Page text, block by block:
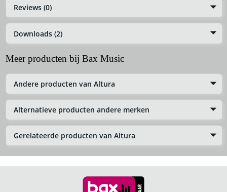
Reviews (0)
Downloads (2)
Meer producten bij Bax Music
Andere producten van Altura
Alternatieve producten andere merken
Gerelateerde producten van Altura